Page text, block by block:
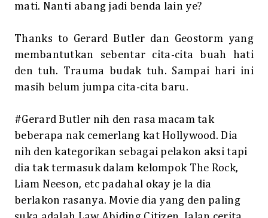
mati. Nanti abang jadi benda lain ye?
Thanks to Gerard Butler dan Geostorm yang
membantutkan sebentar cita-cita buah hati
den tuh. Trauma budak tuh. Sampai hari ini
masih belum jumpa cita-cita baru.
#Gerard Butler nih den rasa macam tak
beberapa nak cemerlang kat Hollywood. Dia
nih den kategorikan sebagai pelakon aksi tapi
dia tak termasuk dalam kelompok The Rock,
Liam Neeson, etc padahal okay je la dia
berlakon rasanya. Movie dia yang den paling